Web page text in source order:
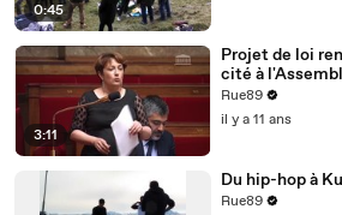
0:45
3:11
Projet de loi
cité à
Bernard
Rue89
il y a 11 ans
Du hip-hop à
Rue89